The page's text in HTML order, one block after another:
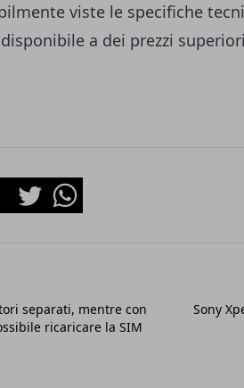
viste le specifiche
a dei prezzi
TwitterWhatsapp
separati, mentre con
ricaricare la SIM
Sony